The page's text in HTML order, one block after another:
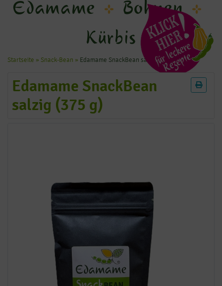
Edamame
Bohnen
Kürbis
Startseite » Snack-Bean » Edamame SnackBean salzig (375 g)
Edamame SnackBean
salzig (375 g)